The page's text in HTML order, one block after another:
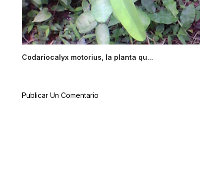
Codariocalyx motorius, la planta qu...
Publicar Un Comentario